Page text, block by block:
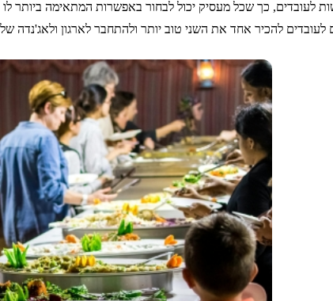
להכיר אחד את השני טוב יותר ולהתחבר לארגון ולאג'נדה